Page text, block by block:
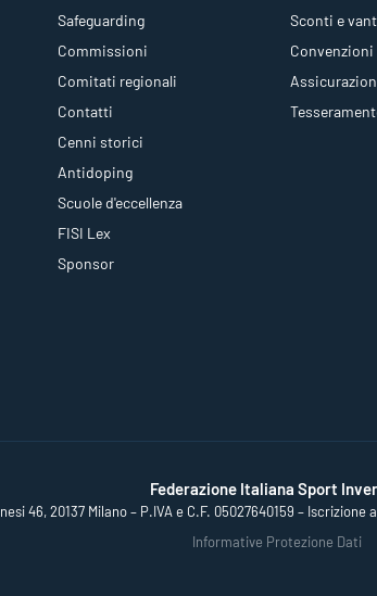
Safeguarding
Commissioni
Comitati regionali
Contatti
Cenni storici
Antidoping
Scuole d'eccellenza
FISI Lex
Sponsor
Sconti e
Federazione Italiana Sport
46, 20137 Milano – P.IVA e C.F. 05027640159 – Iscrizione
Informative Protezione Dati